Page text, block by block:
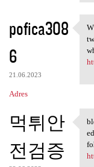
pofica308
6
21.06.2023
Adres
먹튀안
전검증